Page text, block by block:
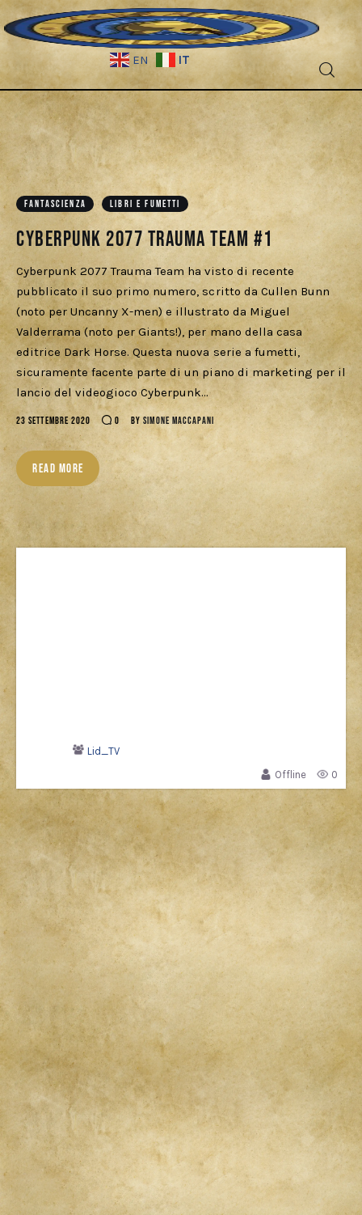
EN IT
Fantascienza
Fantasy
Games
Recensioni
Libri e fumetti
Cercatori
Download
FANTASCIENZA LIBRI E FUMETTI
Cyberpunk 2077 Trauma Team #1
Cyberpunk 2077 Trauma Team ha visto di recente
pubblicato il suo primo numero, scritto da Cullen Bunn
(noto per Uncanny X-men) e illustrato da Miguel
Valderrama (noto per Giants!), per mano della casa
editrice Dark Horse. Questa nuova serie a fumetti,
sicuramente facente parte di un piano di marketing per il
lancio del videogioco Cyberpunk…
23 SETTEMBRE 2020 0 BY SIMONE MACCAPANI
READ MORE
Lid_TV
Offline
0